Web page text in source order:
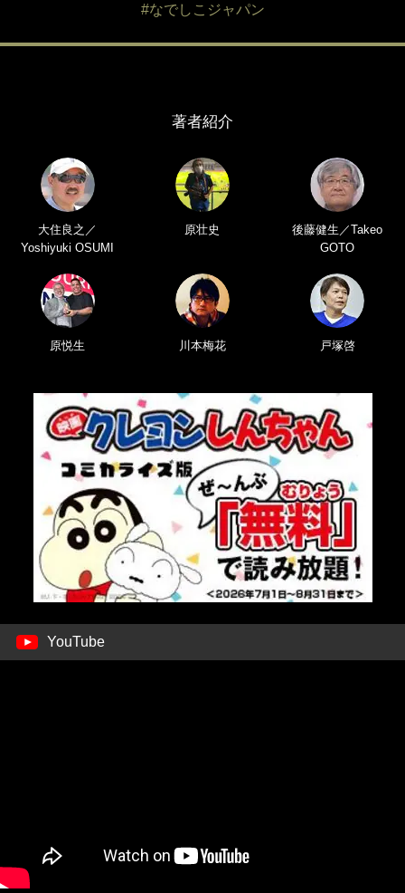
#なでしこジャパン
著者紹介
大住良之／
Yoshiyuki OSUMI
原壮史
後藤健生／Takeo
GOTO
原悦生 川本梅花 戸塚啓
YouTube